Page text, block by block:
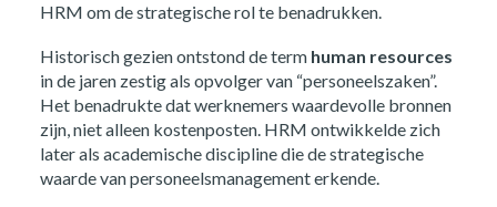
HRM om de strategische rol te benadrukken.
Historisch gezien ontstond de term human resources
in de jaren zestig als opvolger van “personeelszaken”.
Het benadrukte dat werknemers waardevolle bronnen
zijn, niet alleen kostenposten. HRM ontwikkelde zich
later als academische discipline die de strategische
waarde van personeelsmanagement erkende.